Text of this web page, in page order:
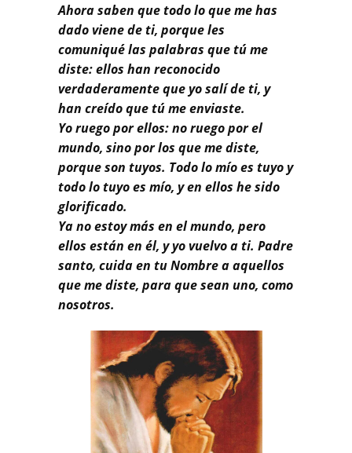
Ahora saben que todo lo que me has
dado viene de ti, porque les
comuniqué las palabras que tú me
diste: ellos han reconocido
verdaderamente que yo salí de ti, y
han creído que tú me enviaste.
Yo ruego por ellos: no ruego por el
mundo, sino por los que me diste,
porque son tuyos. Todo lo mío es tuyo y
todo lo tuyo es mío, y en ellos he sido
glorificado.
Ya no estoy más en el mundo, pero
ellos están en él, y yo vuelvo a ti. Padre
santo, cuida en tu Nombre a aquellos
que me diste, para que sean uno, como
nosotros.